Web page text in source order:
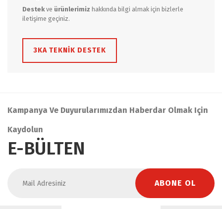
Destekve ürünlerimiz hakkında bilgi almak için bizlerle
iletişime geçiniz.
3KA TEKNİK DESTEK
Kampanya Ve Duyurularımızdan Haberdar Olmak Için
Kaydolun
E-BÜLTEN
ABONE OL